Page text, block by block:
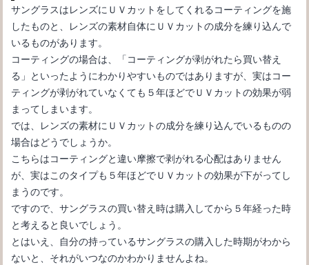
メガネが似合う髪型とは？女性におすすめなヘアスタイル
サングラスはレンズにＵＶカットをしてくれるコーティングを施
したものと、レンズの素材自体にＵＶカットの成分を練り込んで
いるものがあります。
コーティングの場合は、「コーティングが剥がれたら買い替え
る」といったようにわかりやすいものではありますが、実はコー
ティングが剥がれていなくても５年ほどでＵＶカットの効果が弱
まってしまいます。
では、レンズの素材にＵＶカットの成分を練り込んでいるものの
場合はどうでしょうか。
こちらはコーティングと違い摩擦で剥がれる心配はありません
が、実はこのタイプも５年ほどでＵＶカットの効果が下がってし
まうのです。
ですので、サングラスの買い替え時は購入してから５年経った時
と考えると良いでしょう。
とはいえ、自分の持っているサングラスの購入した時期がわから
ないと、それがいつなのかわかりませんよね。